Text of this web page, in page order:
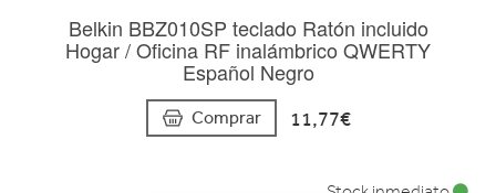
Belkin BBZ010SP teclado Ratón incluido
Hogar / Oficina RF inalámbrico QWERTY
Español Negro
Comprar 11,77€